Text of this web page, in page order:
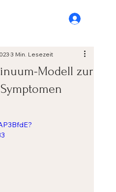
Modell zur
3 Min. Lesezeit